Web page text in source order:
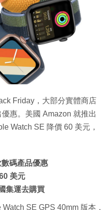
Friday，大部分實體商店
惠。美國 Amazon 就推出
Watch SE 降價 60 美元，
碼產品優惠
美元
集運去購買
SE GPS 40mm 版本，